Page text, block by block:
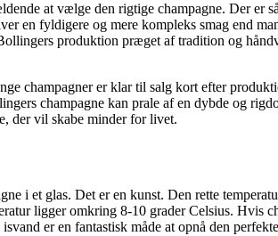
at vælge den rigtige champagne. Der
en fyldigere og mere kompleks smag end
produktion præget af tradition og
champagner er klar til salg kort efter
champagne kan prale af en dybde og
der vil skabe minder for livet.
i et glas. Det er en kunst. Den rette
ligger omkring 8-10 grader Celsius. Hvis
er en fantastisk måde at opnå den